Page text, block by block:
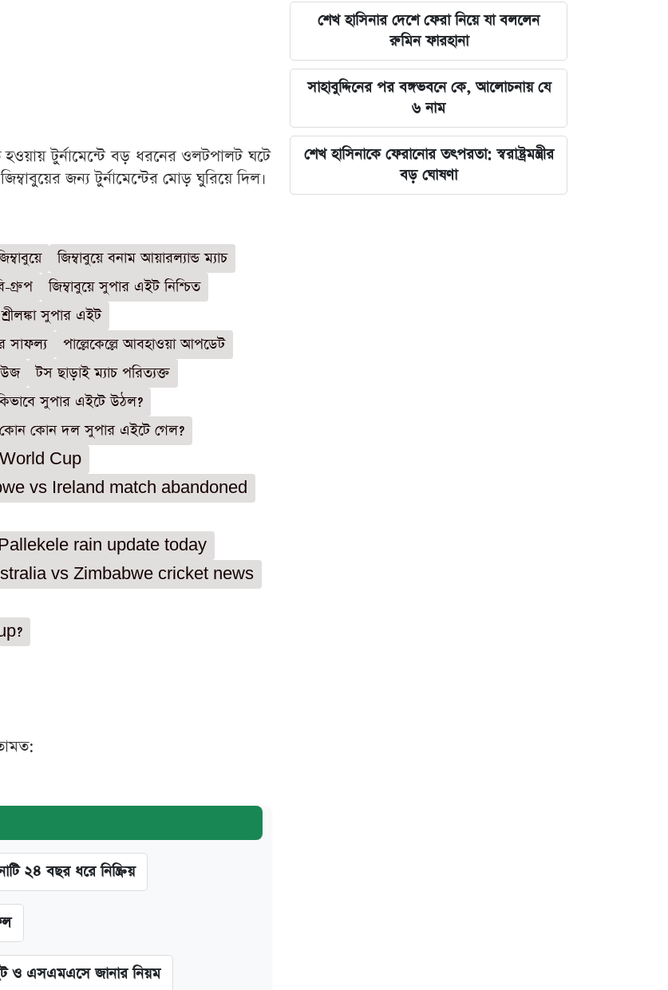
হওয়ায় টুর্নামেন্টে বড় ধরনের ওলটপালট ঘটে
জন্য টুর্নামেন্টের মোড় ঘুরিয়ে দিল।
জিম্বাবুয়ে বনাম আয়ারল্যান্ড ম্যাচ
গ্রুপ
জিম্বাবুয়ে সুপার এইট নিশ্চিত
শ্রীলঙ্কা সুপার এইট
সাফল্য
পাল্লেকেল্লে আবহাওয়া আপডেট
টস ছাড়াই ম্যাচ পরিত্যক্ত
কিভাবে সুপার এইটে উঠল?
কোন কোন দল সুপার এইটে গেল?
Cup
vs Ireland match abandoned
rain update today
vs Zimbabwe cricket news
২৪ বছর ধরে নিষ্ক্রিয়
ও এসএমএসে জানার নিয়ম
শেখ হাসিনার দেশে ফেরা নিয়ে যা বললেন
রুমিন ফারহানা
সাহাবুদ্দিনের পর বঙ্গভবনে কে, আলোচনায় যে
৬ নাম
শেখ হাসিনাকে ফেরানোর তৎপরতা: স্বরাষ্ট্রমন্ত্রীর
বড় ঘোষণা